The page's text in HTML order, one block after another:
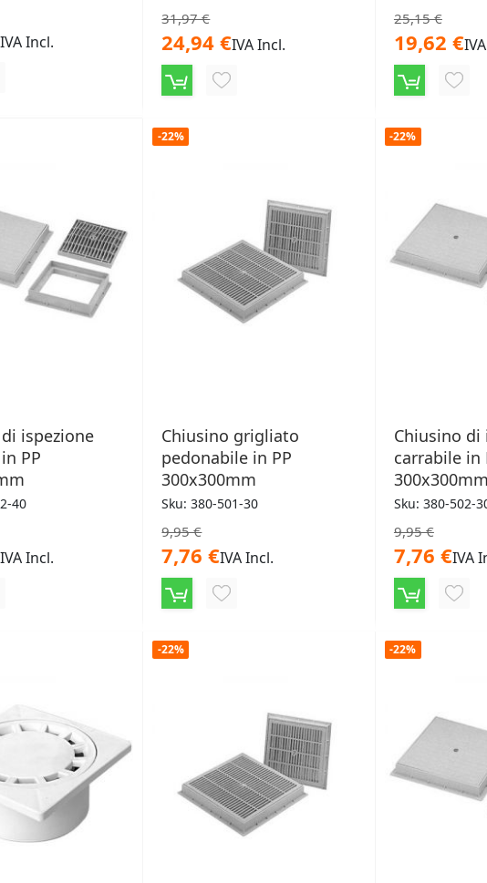
IVA Incl.
31,97 €
24,94 €IVA Incl.
AGGIUNGI
25,15 €
19,62 €
ispezione
PP
40
IVA Incl.
-22%
Chiusino grigliato
pedonabile in PP
300x300mm
Sku: 380-501-30
9,95 €
7,76 €IVA Incl.
AGGIUNGI
-22%
Chiusino di
carrabile in
300x300mm
Sku: 380-502-
9,95 €
7,76 €IVA
-22% -22%